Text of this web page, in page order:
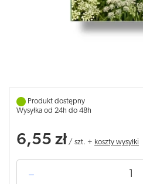
Produkt dostępny
Wysyłka od 24h do 48h
6,55 zł / szt. + koszty wysyłki